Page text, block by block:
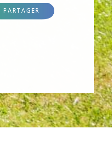
PARTAGER